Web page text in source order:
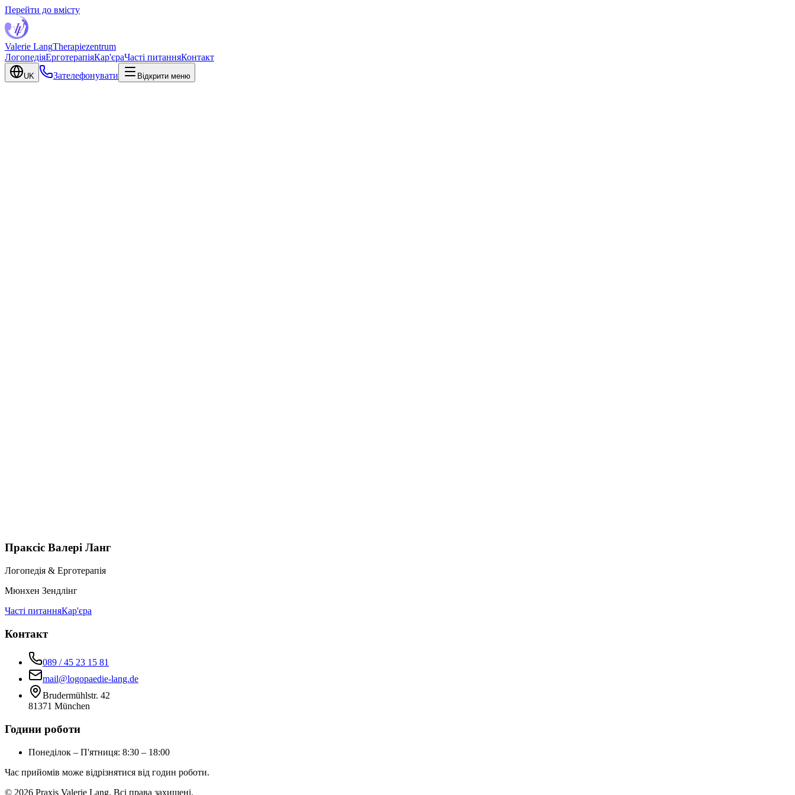
Перейти до вмісту
Valerie LangTherapiezentrum
ЛогопедіяЕрготерапіяКар'єраЧасті питанняКонтакт
UK Зателефонувати Відкрити меню
Праксіс Валері Ланг
Логопедія & Ерготерапія
Мюнхен Зендлінг
Часті питанняКар'єра
Контакт
089 / 45 23 15 81
mail@logopaedie-lang.de
Brudermühlstr. 42
81371 München
Години роботи
Понеділок – П'ятниця: 8:30 – 18:00
Час прийомів може відрізнятися від годин роботи.
© 2026 Praxis Valerie Lang. Всі права захищені.